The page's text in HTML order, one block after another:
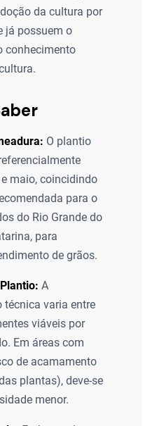
da cultura por
já possuem o
conhecimento
O plantio
maio, coincidindo
para o
do Rio Grande do
para
de grãos.
A
técnica varia entre
viáveis por
Em áreas com
de acamamento
plantas), deve-se
menor.